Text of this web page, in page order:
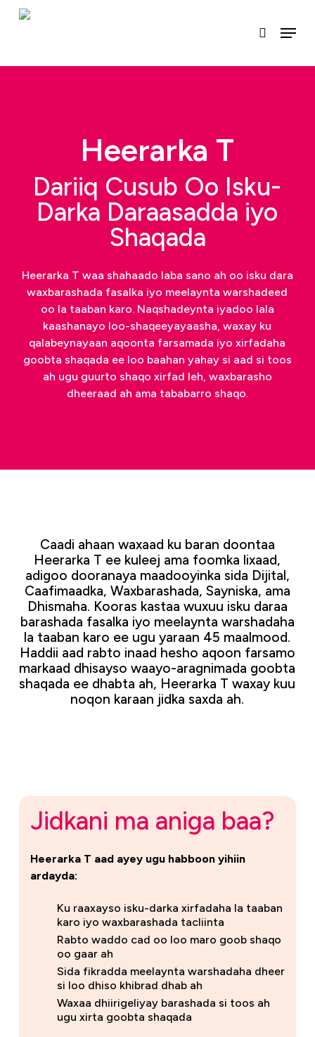
gudub
raadinta
Menu
Heerarka T
Dariiq Cusub Oo Isku-
Darka Daraasadda iyo
Shaqada
Heerarka T waa shahaado laba sano ah oo isku dara
waxbarashada fasalka iyo meelaynta warshadeed
oo la taaban karo. Naqshadeynta iyadoo lala
kaashanayo loo-shaqeeyayaasha, waxay ku
qalabeynayaan aqoonta farsamada iyo xirfadaha
goobta shaqada ee loo baahan yahay si aad si toos
ah ugu guurto shaqo xirfad leh, waxbarasho
dheeraad ah ama tababarro shaqo.
Caadi ahaan waxaad ku baran doontaa
Heerarka T ee kuleej ama foomka lixaad,
adigoo dooranaya maadooyinka sida Dijital,
Caafimaadka, Waxbarashada, Sayniska, ama
Dhismaha. Kooras kastaa wuxuu isku daraa
barashada fasalka iyo meelaynta warshadaha
la taaban karo ee ugu yaraan 45 maalmood.
Haddii aad rabto inaad hesho aqoon farsamo
markaad dhisayso waayo-aragnimada goobta
shaqada ee dhabta ah, Heerarka T waxay kuu
noqon karaan jidka saxda ah.
Jidkani ma aniga baa?
Heerarka T aad ayey ugu habboon yihiin
ardayda:
Ku raaxayso isku-darka xirfadaha la taaban
karo iyo waxbarashada tacliinta
Rabto waddo cad oo loo maro goob shaqo
oo gaar ah
Sida fikradda meelaynta warshadaha dheer
si loo dhiso khibrad dhab ah
Waxaa dhiirigeliyay barashada si toos ah
ugu xirta goobta shaqada